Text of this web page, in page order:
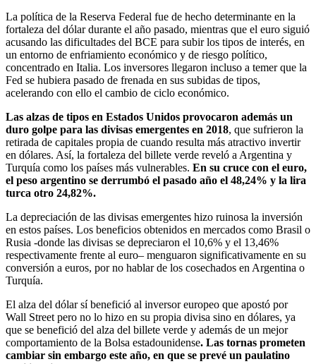
La política de la Reserva Federal fue de hecho determinante en la
fortaleza del dólar durante el año pasado, mientras que el euro siguió
acusando las dificultades del BCE para subir los tipos de interés, en
un entorno de enfriamiento económico y de riesgo político,
concentrado en Italia. Los inversores llegaron incluso a temer que la
Fed se hubiera pasado de frenada en sus subidas de tipos,
acelerando con ello el cambio de ciclo económico.
Las alzas de tipos en Estados Unidos provocaron además un
duro golpe para las divisas emergentes en 2018, que sufrieron la
retirada de capitales propia de cuando resulta más atractivo invertir
en dólares. Así, la fortaleza del billete verde reveló a Argentina y
Turquía como los países más vulnerables. En su cruce con el euro,
el peso argentino se derrumbó el pasado año el 48,24% y la lira
turca otro 24,82%.
La depreciación de las divisas emergentes hizo ruinosa la inversión
en estos países. Los beneficios obtenidos en mercados como Brasil o
Rusia -donde las divisas se depreciaron el 10,6% y el 13,46%
respectivamente frente al euro– menguaron significativamente en su
conversión a euros, por no hablar de los cosechados en Argentina o
Turquía.
El alza del dólar sí benefició al inversor europeo que apostó por
Wall Street pero no lo hizo en su propia divisa sino en dólares, ya
que se benefició del alza del billete verde y además de un mejor
comportamiento de la Bolsa estadounidense. Las tornas prometen
cambiar sin embargo este año, en que se prevé un paulatino